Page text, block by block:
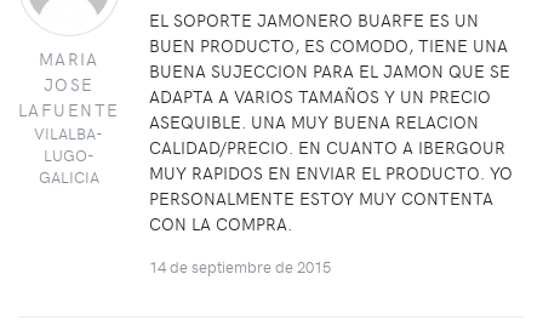
MARIA
JOSE
LAFUENTE
VILALBA-
LUGO-
GALICIA
EL SOPORTE JAMONERO BUARFE ES UN
BUEN PRODUCTO, ES COMODO, TIENE UNA
BUENA SUJECCION PARA EL JAMON QUE SE
ADAPTA A VARIOS TAMAÑOS Y UN PRECIO
ASEQUIBLE. UNA MUY BUENA RELACION
CALIDAD/PRECIO. EN CUANTO A IBERGOUR
MUY RAPIDOS EN ENVIAR EL PRODUCTO. YO
PERSONALMENTE ESTOY MUY CONTENTA
CON LA COMPRA.
14 de septiembre de 2015